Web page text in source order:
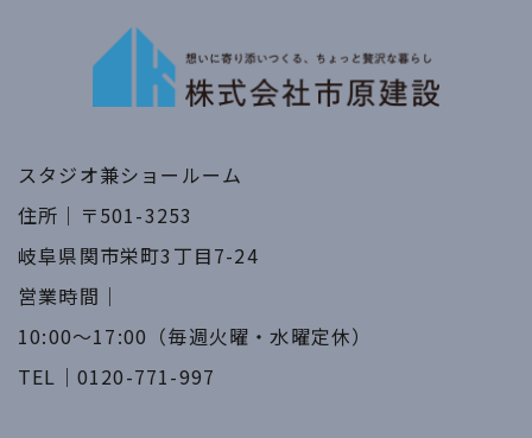
スタジオ兼ショールーム
住所｜〒501-3253
​​​​​​​岐阜県関市栄町3丁目7-24
営業時間｜
​​​​​​​10:00～17:00（毎週火曜・水曜定休）
TEL｜ 0120-771-997